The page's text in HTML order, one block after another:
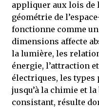
appliquer aux lois de
géométrie de
fonctionne comme un
dimensions affecte
la lumière, les
énergie, l’attraction
électriques, les types
jusqu’à la chimie et
consistant, résulte